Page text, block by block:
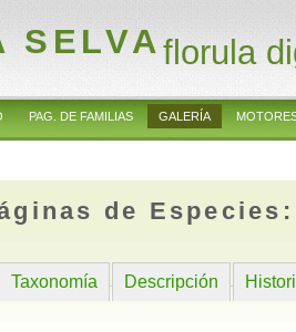
SELVAflorula
PAG. DE FAMILIAS GALERÍA
de
Taxonomía Descripción